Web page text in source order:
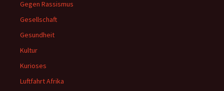
Gegen Rassismus
Gesellschaft
Gesundheit
Kultur
Kurioses
Luftfahrt Afrika